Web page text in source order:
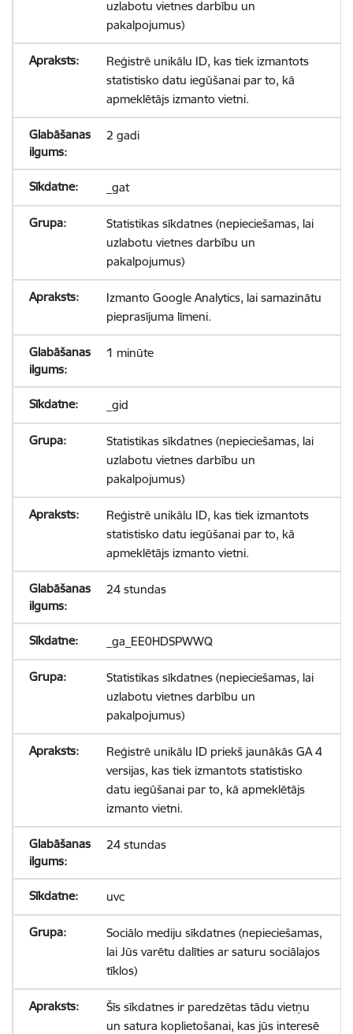
uzlabotu vietnes darbību un
pakalpojumus)
Reģistrē unikālu ID, kas tiek izmantots
statistisko datu iegūšanai par to, kā
apmeklētājs izmanto vietni.
2 gadi
_gat
Statistikas sīkdatnes (nepieciešamas, lai
uzlabotu vietnes darbību un
pakalpojumus)
Izmanto Google Analytics, lai samazinātu
pieprasījuma līmeni.
1 minūte
_gid
Statistikas sīkdatnes (nepieciešamas, lai
uzlabotu vietnes darbību un
pakalpojumus)
Reģistrē unikālu ID, kas tiek izmantots
statistisko datu iegūšanai par to, kā
apmeklētājs izmanto vietni.
24 stundas
_ga_EE0HDSPWWQ
Statistikas sīkdatnes (nepieciešamas, lai
uzlabotu vietnes darbību un
pakalpojumus)
Reģistrē unikālu ID priekš jaunākās GA 4
versijas, kas tiek izmantots statistisko
datu iegūšanai par to, kā apmeklētājs
izmanto vietni.
24 stundas
uvc
Sociālo mediju sīkdatnes (nepieciešamas,
lai Jūs varētu dalīties ar saturu sociālajos
tīklos)
Šīs sīkdatnes ir paredzētas tādu vietņu
un satura koplietošanai, kas jūs interesē